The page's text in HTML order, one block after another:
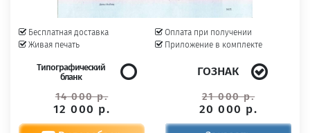
Бесплатная доставка
Живая печать
Оплата при получении
Приложение в комплекте
Типографический
бланк
14 000 р.
12 000 р.
ГОЗНАК
21 000 р.
20 000 р.